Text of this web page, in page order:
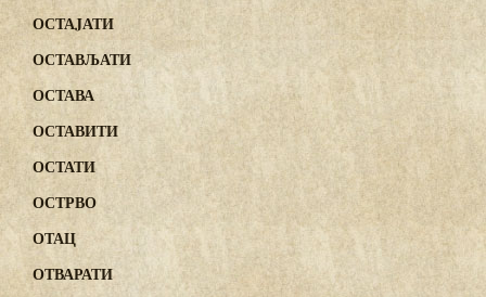
ОСТАJАТИ
ОСТАВЉАТИ
ОСТАВА
ОСТАВИТИ
ОСТАТИ
ОСТРВО
ОТАЦ
ОТВАРАТИ